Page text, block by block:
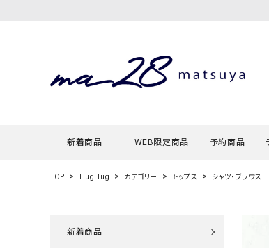
新着商品 WEB限定商品 予約商品
TOP HugHug カテゴリー トップス シャツ・ブラウス
新着商品